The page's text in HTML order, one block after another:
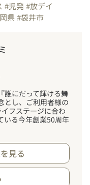
#児発#放デイ
県#袋井市
誰にだって輝ける舞
とし、ご利用者様の
フステージに合わ
いる今年創業50周年
見る